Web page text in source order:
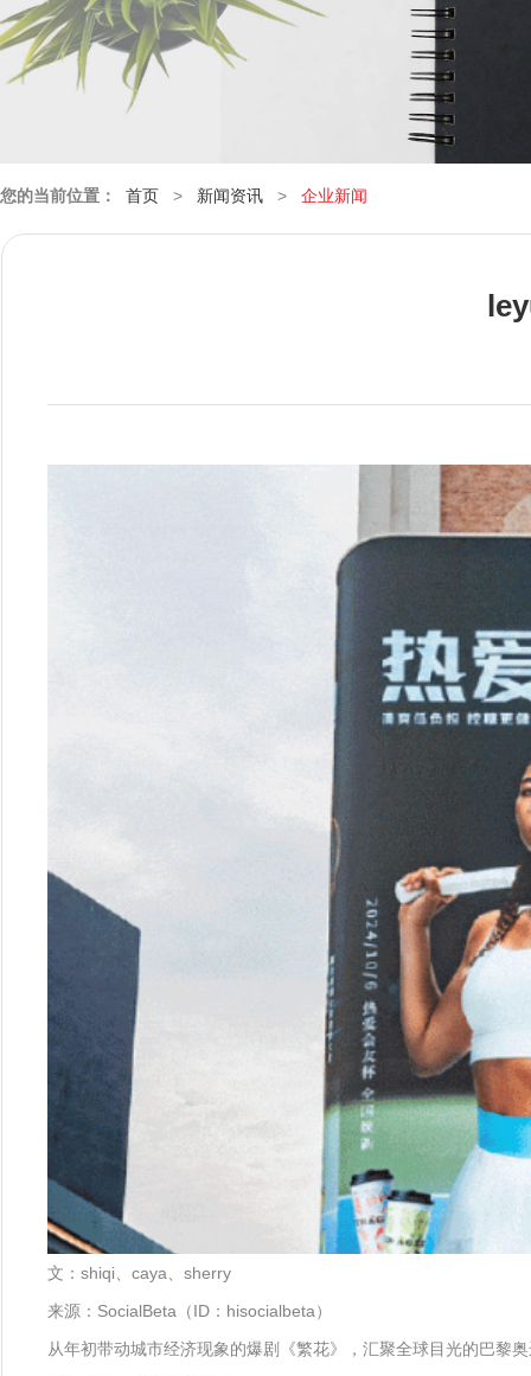
您的当前位置： 首页 > 新闻资讯 > 企业新闻
文：shiqi、caya、sherry
来源：SocialBeta（ID：hisocialbeta）
从年初带动城市经济现象的爆剧《繁花》，汇聚全球目光的巴黎